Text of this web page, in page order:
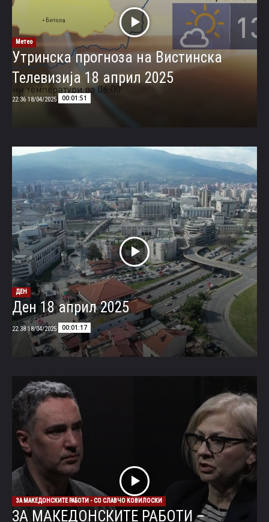
Метео
Утринска прогноза на Вистинска
Телевизија 18 април 2025
00:01:51
18/04/2025 22:36
ДЕН
Ден 18 април 2025
00:01:17
18/04/2025 22:38
ЗА МАКЕДОНСКИТЕ РАБОТИ - СО СЛАВЧО КОВИЛОСКИ
ЗА МАКЕДОНСКИТЕ РАБОТИ –